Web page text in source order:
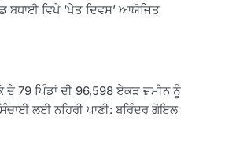
ਬਧਾਈ ਵਿਖੇ ‘ਖੇਤ ਦਿਵਸ’ ਆਯੋਜਿਤ
ਦੇ 79 ਪਿੰਡਾਂ ਦੀ 96,598 ਏਕੜ ਜ਼ਮੀਨ ਨੂੰ
ਲਈ ਨਹਿਰੀ ਪਾਣੀ: ਬਰਿੰਦਰ ਗੋਇਲ